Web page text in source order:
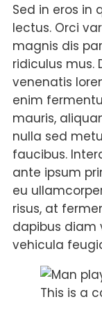
Sed in eros in
lectus. Orci
magnis dis
ridiculus mus.
venenatis
enim
mauris,
nulla sed
faucibus.
ante ipsum
eu
risus, at
dapibus diam
vehicula
This is a